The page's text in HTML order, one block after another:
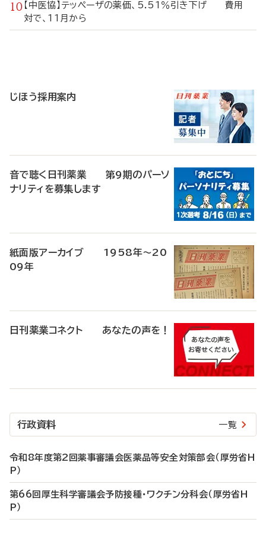
【中医協】テッペーザの薬価、5.51％引き下げ 費用
対で、11月から
じほう採用案内
音で聴く日刊薬業 第9期のパーソ
ナリティを募集します
紙面版アーカイブ 1958年～20
09年
日刊薬業コネクト あなたの声を！
行政資料 一覧
令和8年度第2回薬事審議会医薬品等安全対策部会（厚労省H
P）
第66回厚生科学審議会予防接種・ワクチン分科会（厚労省H
P）